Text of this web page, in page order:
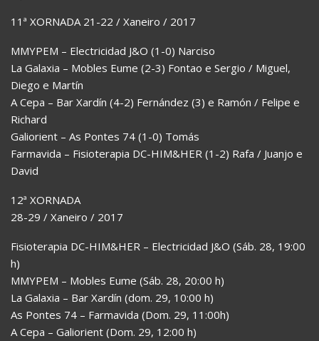
11ª XORNADA 21-22 / Xaneiro / 2017
MMYPEM – Electricidad J&O (1-0) Narciso
La Galaxia – Mobles Eume (2-3) Fontao e Sergio / Miguel,
Diego e Martín
A Cepa – Bar Xardín (4-2) Fernández (3) e Ramón / Felipe e
Richard
Galiorient – As Pontes 74 (1-0) Tomás
Farmavida – Fisioterapia DC-HIM&HER (1-2) Rafa / Juanjo e
David
12ª XORNADA
28-29 / Xaneiro / 2017
Fisioterapia DC-HIM&HER – Electricidad J&O (Sáb. 28, 19:00
h)
MMYPEM – Mobles Eume (Sáb. 28, 20:00 h)
La Galaxia – Bar Xardín (dom. 29, 10:00 h)
As Pontes 74 – Farmavida (Dom. 29, 11:00h)
A Cepa – Galiorient (Dom. 29, 12:00 h)